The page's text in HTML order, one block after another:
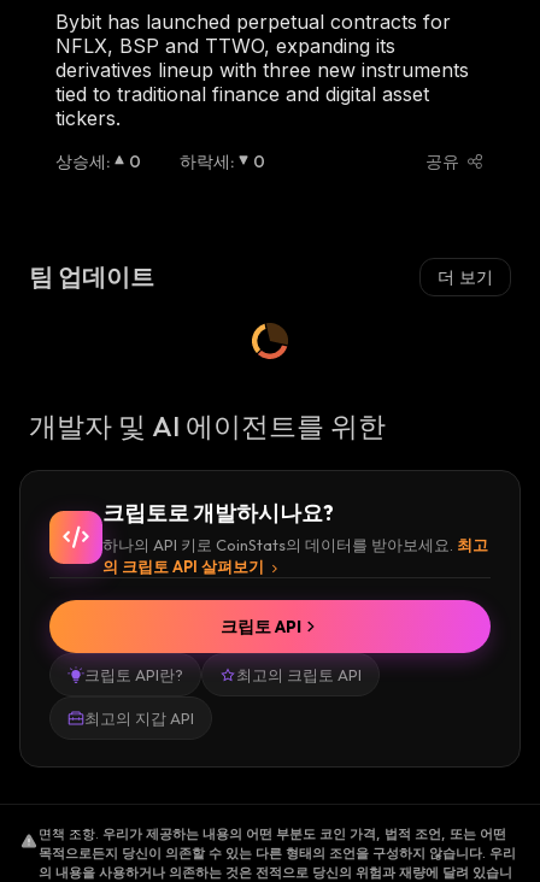
Bybit has launched perpetual contracts for
NFLX, BSP and TTWO, expanding its
derivatives lineup with three new instruments
tied to traditional finance and digital asset
tickers.
상승세: 0 하락세: 0 공유
팀 업데이트 더 보기
개발자 및 AI 에이전트를 위한
크립토로 개발하시나요?
하나의 API 키로 CoinStats의 데이터를 받아보세요. 최고
의 크립토 API 살펴보기
크립토 API란? 최고의 크립토 API
최고의 지갑 API
크립토 API
면책 조항. 우리가 제공하는 내용의 어떤 부분도 코인 가격, 법적 조언, 또는 어떤
목적으로든지 당신이 의존할 수 있는 다른 형태의 조언을 구성하지 않습니다. 우리
의 내용을 사용하거나 의존하는 것은 전적으로 당신의 위험과 재량에 달려 있습니